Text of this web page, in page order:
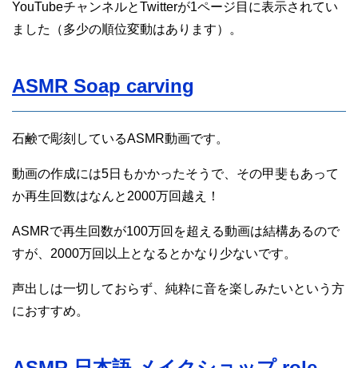
YouTubeチャンネルとTwitterが1ページ目に表示されてい
ました（多少の順位変動はあります）。
ASMR Soap carving
石鹸で彫刻しているASMR動画です。
動画の作成には5日もかかったそうで、その甲斐もあって
か再生回数はなんと2000万回越え！
ASMRで再生回数が100万回を超える動画は結構あるので
すが、2000万回以上となるとかなり少ないです。
声出しは一切しておらず、純粋に音を楽しみたいという方
におすすめ。